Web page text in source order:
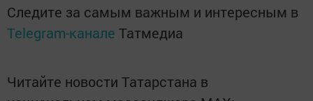
Следите за самым важным и интересным в
Telegram-канале Татмедиа
Читайте новости Татарстана в